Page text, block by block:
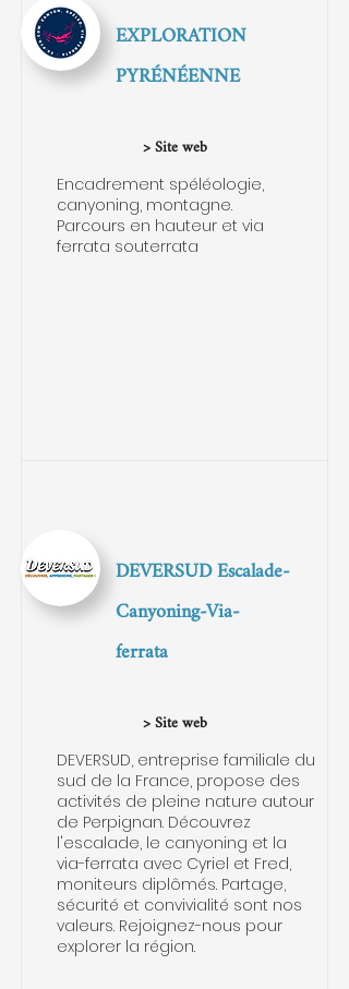
Encadrement spéléologie,
canyoning, montagne.
Parcours en hauteur et via
ferrata souterrata
> Site web
EXPLORATION
PYRÉNÉENNE
DEVERSUD, entreprise familiale du
sud de la France, propose des
activités de pleine nature autour
de Perpignan. Découvrez
l'escalade, le canyoning et la
via-ferrata avec Cyriel et Fred,
moniteurs diplômés. Partage,
sécurité et convivialité sont nos
valeurs. Rejoignez-nous pour
explorer la région.
> Site web
DEVERSUD Escalade-
Canyoning-Via-
ferrata